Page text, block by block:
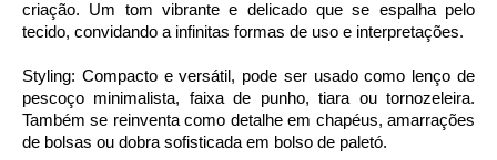
criação. Um tom vibrante e delicado que se espalha pelo
tecido, convidando a infinitas formas de uso e interpretações.
Styling: Compacto e versátil, pode ser usado como lenço de
pescoço minimalista, faixa de punho, tiara ou tornozeleira.
Também se reinventa como detalhe em chapéus, amarrações
de bolsas ou dobra sofisticada em bolso de paletó.